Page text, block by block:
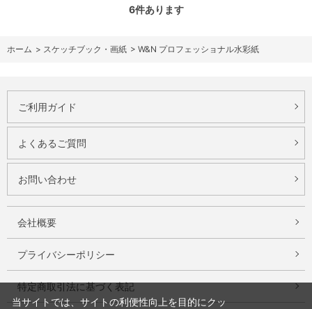
6件あります
ホーム > スケッチブック・画紙 > W&N プロフェッショナル水彩紙
ご利用ガイド
よくあるご質問
お問い合わせ
会社概要
プライバシーポリシー
特定商取引法に基づく表記
当サイトでは、サイトの利便性向上を目的にクッ